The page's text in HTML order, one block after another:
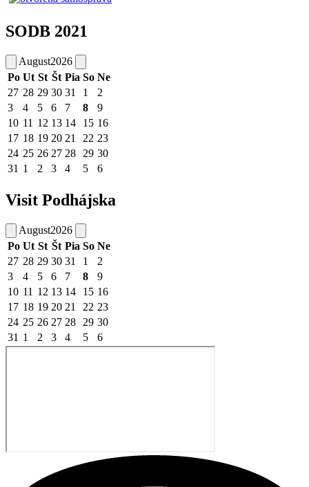
SODB 2021
August2026
Po Ut St Št Pia So Ne
27 28 29 30 31 1
2
3
4 5 6 7 8
9
10 11 12 13 14 15 16
17 18 19 20 21 22 23
24 25 26 27 28 29 30
31 1 2 3 4 5 6
Visit Podhájska
August2026
Po Ut St Št Pia So Ne
27 28 29 30 31 1
2
3
4 5 6 7 8
9
10 11 12 13 14 15 16
17 18 19 20 21 22 23
24 25 26 27 28 29 30
31 1 2 3 4 5 6